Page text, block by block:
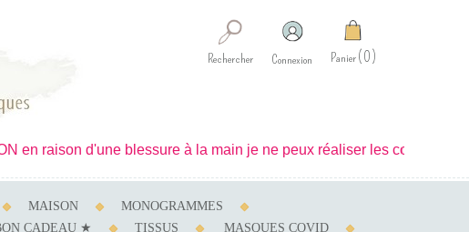
Panier 0
Connexion
Rechercher
MAISON
MONOGRAMMES
CADEAU ★ TISSUS
MASQUES COVID
raison d'une blessure à la main je ne peux réaliser les confections.